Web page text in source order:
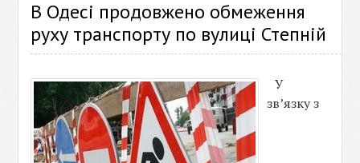
В Одесі продовжено обмеження
руху транспорту по вулиці Степній
У
зв’язку з